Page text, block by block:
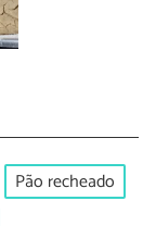
Pão recheado